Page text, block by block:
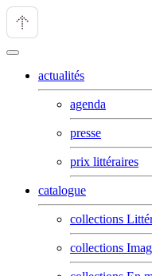
actualités
agenda
presse
prix littéraires
catalogue
collections
collections